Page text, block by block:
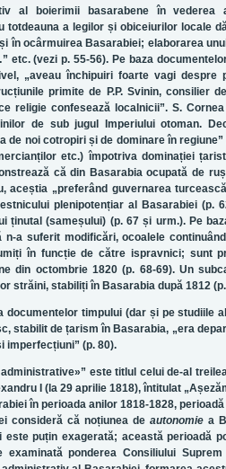
al boierimii basarabene în vederea
a legilor și obiceiurilor locale
în ocârmuirea Basarabiei; elaborarea
(vezi p. 55-56). Pe baza
„aveau închipuiri foarte vagi despre
primite de P.P. Svinin, consilier
religie confesează localnicii”. S.
de sub jugul Imperiului otoman.
noi cotropiri și de dominare în regiune”
etc.) împotriva dominației
că din Basarabia ocupată de
aceștia „preferând guvernarea
plenipotențiar al Basarabiei (p.
(sameșului) (p. 67 și urm.). Pe
a suferit modificări, ocoalele
în funcție de către ispravnici; sunt
din octombrie 1820 (p. 68-69). Un
străini, stabiliți în Basarabia după 1812
timpului (dar și pe studiile
stabilit de țarism în Basarabia, „era
imperfecțiuni” (p. 80).
este titlul celui de-al
I (la 29 aprilie 1818), întitulat
în perioada anilor 1818-1828,
consideră că noțiunea de autonomie a
puțin exagerată; această perioadă
ponderea Consiliului